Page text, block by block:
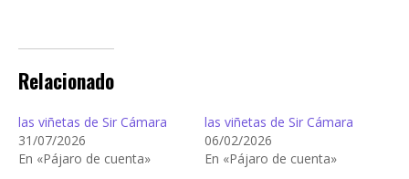
Relacionado
las viñetas de Sir Cámara
31/07/2026
En «Pájaro de cuenta»
las viñetas de Sir Cámara
06/02/2026
En «Pájaro de cuenta»